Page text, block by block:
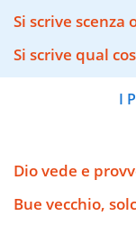
Si scrive scenza
Si scrive qual
I
Dio vede e
Bue vecchio,